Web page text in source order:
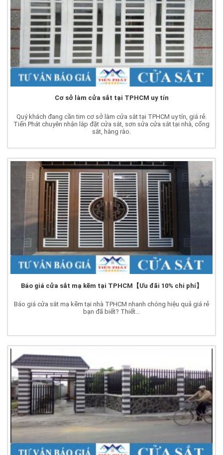
Cơ sở làm cửa sắt tại TPHCM uy tín
Quý khách đang cần tim cơ sở làm cửa sắt tại TPHCM uy tín, giá rẻ.
Tiến Phát chuyên nhận lắp đặt cửa sắt, sơn sửa cửa sắt tại nhà, cổng
sắt, hàng rào.
Báo giá cửa sắt mạ kẽm tại TPHCM【Ưu đãi 10% chi phí】
Báo giá cửa sắt mạ kẽm tại nhà TPHCM nhanh chóng hiệu quả giá rẻ
bạn đã biết? Thiết...